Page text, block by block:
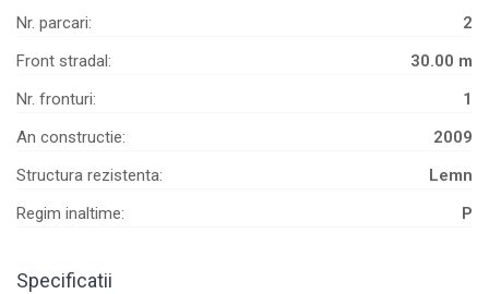
Nr. parcari:
2
Front stradal:
30.00 m
Nr. fronturi:
1
An constructie:
2009
Structura rezistenta:
Lemn
Regim inaltime:
P
Specificatii